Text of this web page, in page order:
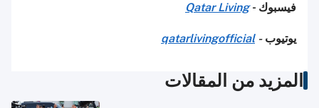
فيسبوك -Qatar Living
يوتيوب-
qatarlivingofficial
المزيد من المقالات